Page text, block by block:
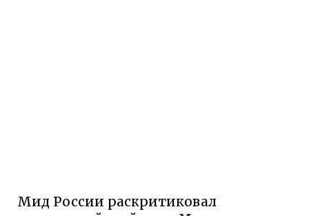
Мид России раскритиковал